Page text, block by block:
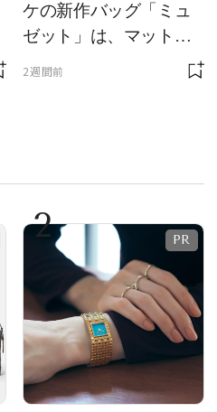
ケの新作バッグ「ミュ
ゼット」は、マットな
2週間前
2